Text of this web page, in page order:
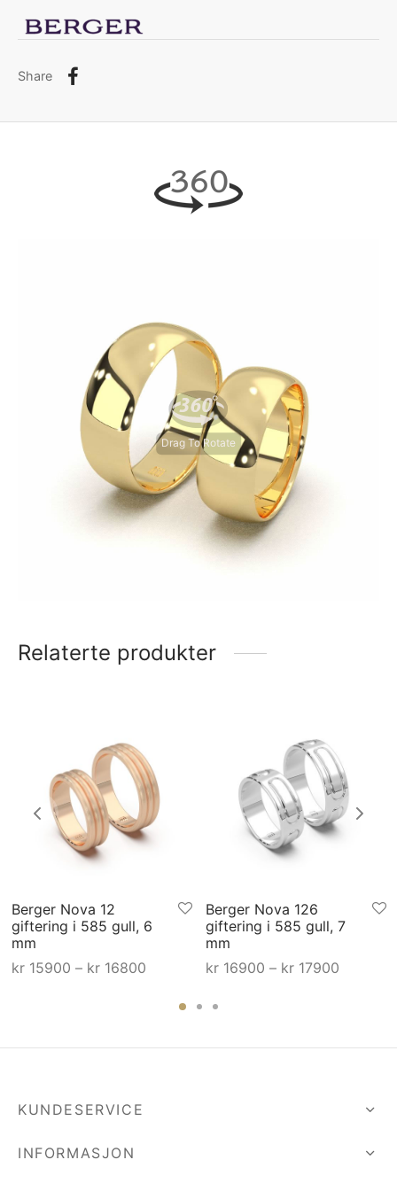
Share
Drag To Rotate
Relaterte produkter
Berger Nova 12
giftering i 585 gull, 6
mm
kr15900 – kr16800Prisområde:
kr 16800
Berger Nova 126
giftering i 585 gull, 7
mm
kr16900 – kr17900
KUNDESERVICE
INFORMASJON